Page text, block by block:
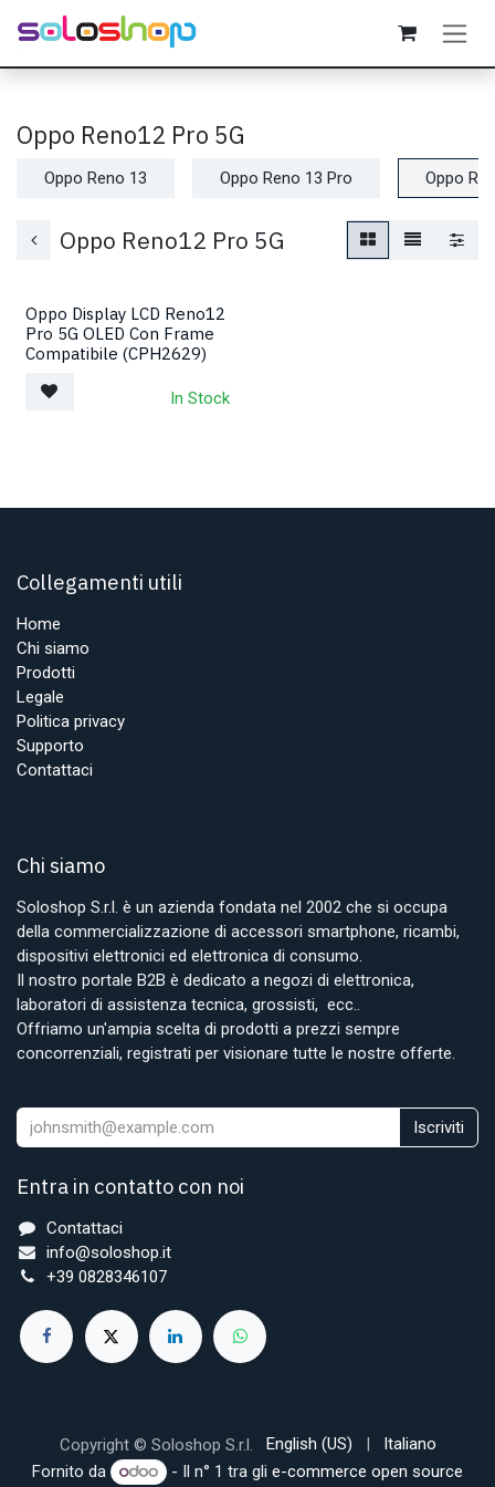
Passa al contenuto
Oppo Reno12 Pro 5G
Oppo Reno 13 Oppo Reno 13 Pro Oppo
Oppo Reno12 Pro 5G
Oppo Display LCD Reno12
Pro 5G OLED Con Frame
Compatibile (CPH2629)
In Stock
Collegamenti utili
Home
Chi siamo
Prodotti
Legale
Politica privacy
Supporto
Contattaci
Chi siamo
Soloshop S.r.l. è un azienda fondata nel 2002 che si occupa
della commercializzazione di accessori smartphone, ricambi,
dispositivi elettronici ed elettronica di consumo.
Il nostro portale B2B è dedicato a negozi di elettronica,
laboratori di assistenza tecnica, grossisti, ecc..
Offriamo un'ampia scelta di prodotti a prezzi sempre
concorrenziali, registrati per visionare tutte le nostre offerte.
Iscriviti
Entra in contatto con noi
Contattaci
info@soloshop.it
+39 0828346107
Copyright © Soloshop S.r.l. English (US) |
Italiano
Fornito da
- Il n° 1 tra glie-commerce open source